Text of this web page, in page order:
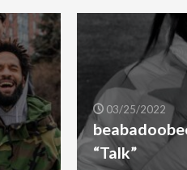
03/25/2022
“Talk”